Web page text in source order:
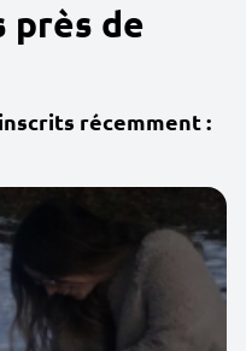
près de
récemment :